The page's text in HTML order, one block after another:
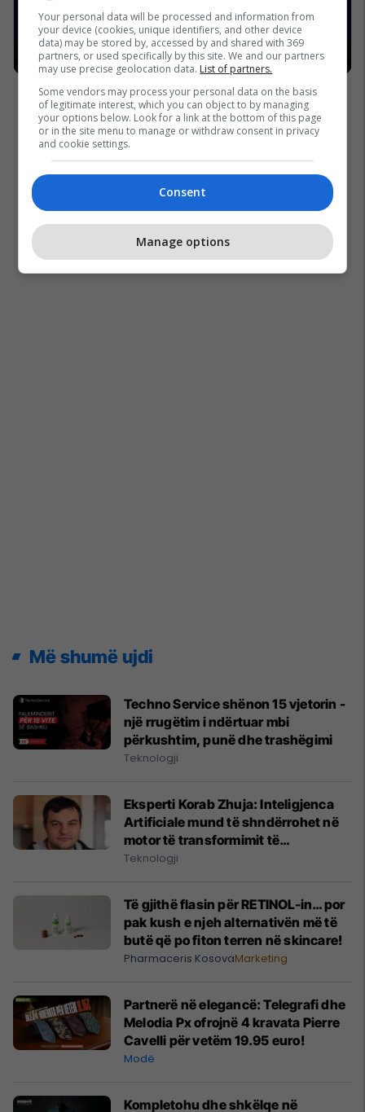
Your personal data will be processed and information from
your device (cookies, unique identifiers, and other device
data) may be stored by, accessed by and shared with 369
partners, or used specifically by this site. We and our partners
may use precise geolocation data. List of partners.
Some vendors may process your personal data on the basis
of legitimate interest, which you can object to by managing
your options below. Look for a link at the bottom of this page
or in the site menu to manage or withdraw consent in privacy
and cookie settings.
Consent
Manage options